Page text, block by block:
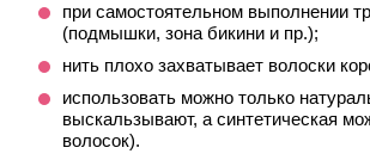
при самостоятельном выполнении
(подмышки, зона бикини и пр.);
нить плохо захватывает волоски
использовать можно только
выскальзывают, а синтетическая
волосок).